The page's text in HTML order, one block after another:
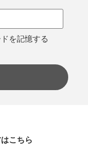
を記憶する
こちら